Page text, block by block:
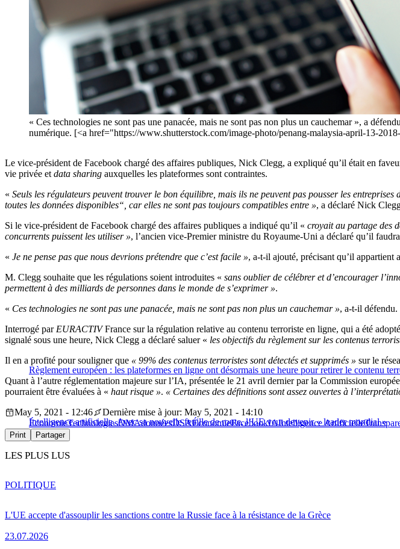
« Ces technologies ne sont pas une panacée, mais ne sont pas non plus un cauchemar », a
numérique. [<a href="https://www.shutterstock.com/image-photo/penang-malaysia-april-13-
Le vice-président de Facebook chargé des affaires publiques, Nick Clegg, a expliqué qu’il était en
vie privée et data sharing auxquelles les plateformes sont contraintes.
« Seuls les régulateurs peuvent trouver le bon équilibre, mais ils ne peuvent pas pousser les
toutes les données disponibles“, car elles ne sont pas toujours compatibles entre », a déclaré Nick
Si le vice-président de Facebook chargé des affaires publiques a indiqué qu’il « croyait au partage des
concurrents puissent les utiliser », l’ancien vice-Premier ministre du Royaume-Uni a déclaré qu’il
« Je ne pense pas que nous devrions prétendre que c’est facile », a-t-il ajouté, précisant qu’il appartient
M. Clegg souhaite que les régulations soient introduites « sans oublier de célébrer et d’encourager
permettent à des milliards de personnes dans le monde de s’exprimer ».
« Ces technologies ne sont pas une panacée, mais ne sont pas non plus un cauchemar », a-t-il défendu.
Interrogé par EURACTIVFrance sur la régulation relative au contenu terroriste en ligne, qui a été
signalé sous une heure, Nick Clegg a déclaré saluer « les objectifs du règlement sur les contenus
Règlement européen : les plateformes en ligne ont désormais une heure pour retirer le contenu
Il en a profité pour souligner que « 99% des contenus terroristes sont détectés et supprimés » sur le
Quant à l’autre réglementation majeure sur l’IA, présentée le 21 avril dernier par la Commission
pourraient être évaluées à « haut risque ». « Certaines des définitions sont assez ouvertes à
Intelligence artificielle. Avec sa nouvelle feuille de route, l’UE veut devenir « leader mondial »
May 5, 2021 - 12:46
Dernière mise à jour: May 5, 2021 - 14:10
ÉconomieTechnologiesDMAdonnéesDSAÉconomieFacebookIAIntelligence Artificielle
Print Partager
LES PLUS LUS
L'UE accepte d'assouplir les sanctions contre la Russie face à la résistance de la Grèce
23.07.2026
POLITIQUE